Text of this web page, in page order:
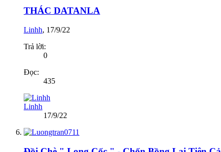
THÁC DATANLA
Linhh, 17/9/22
Trả lời:
0
Đọc:
435
Linhh
17/9/22